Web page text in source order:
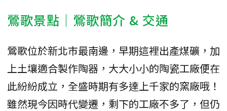
鶯歌景點｜鶯歌簡介 & 交通
鶯歌位於新北市最南邊，早期這裡出產煤礦，加
上土壤適合製作陶器，大大小小的陶瓷工廠便在
此紛紛成立，全盛時期有多達上千家的窯廠哦！
雖然現今因時代變遷，剩下的工廠不多了，但仍